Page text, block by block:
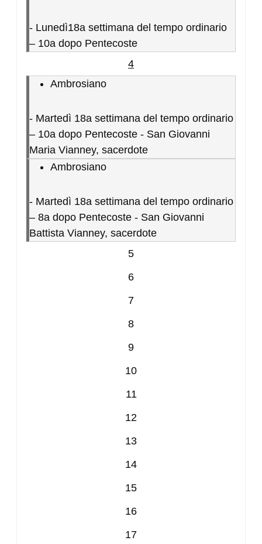
- Lunedì18a settimana del tempo ordinario
– 10a dopo Pentecoste
4
Ambrosiano
- Martedì 18a settimana del tempo ordinario
– 10a dopo Pentecoste - San Giovanni
Maria Vianney, sacerdote
Ambrosiano
- Martedì 18a settimana del tempo ordinario
– 8a dopo Pentecoste - San Giovanni
Battista Vianney, sacerdote
5
6
7
8
9
10
11
12
13
14
15
16
17